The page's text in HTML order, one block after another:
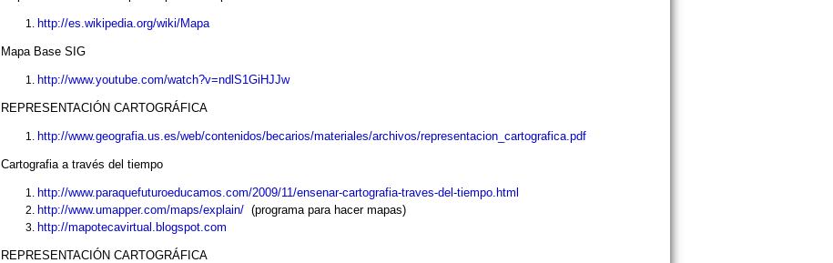
http://es.wikipedia.org/wiki/Mapa
Mapa Base SIG
http://www.youtube.com/watch?v=ndlS1GiHJJw
REPRESENTACIÓN CARTOGRÁFICA
http://www.geografia.us.es/web/contenidos/becarios/materiales/archivos/representacion_cartografica.pdf
Cartografia a través del tiempo
http://www.paraquefuturoeducamos.com/2009/11/ensenar-cartografia-traves-del-tiempo.html
http://www.umapper.com/maps/explain/(programa para hacer mapas)
http://mapotecavirtual.blogspot.com
REPRESENTACIÓN CARTOGRÁFICA